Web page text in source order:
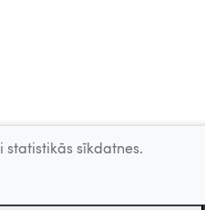
statistikās sīkdatnes.